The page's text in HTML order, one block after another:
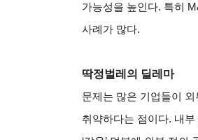
가능성을 높인다. 특히
사례가 많다.
딱정벌레의 딜레마
문제는 많은 기업들이
취약하다는 점이다. 내